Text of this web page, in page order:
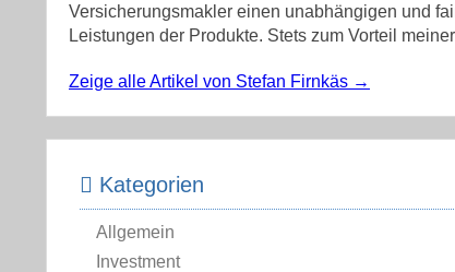
Versicherungsmakler einen unabhängigen und
Leistungen der Produkte. Stets zum Vorteil
Zeige alle Artikel von Stefan Firnkäs →
Kategorien
Allgemein
Investment